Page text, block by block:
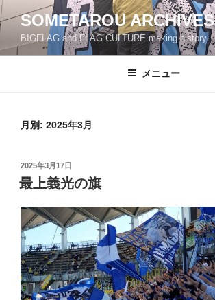
コ
ン
ン
SOMETAROU ARCHIVES
BIGFLAG and FLAG CULTURE making history
メニュー
月別: 2025年3月
投
稿
日:
2025年3月17日
最上義光の旗